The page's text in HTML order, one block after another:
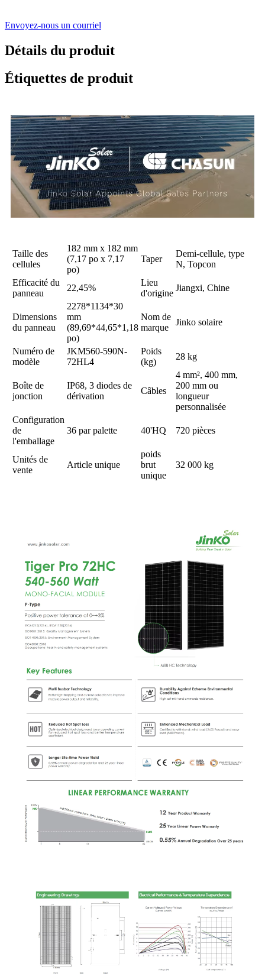
Envoyez-nous un courriel
Détails du produit
Étiquettes de produit
Taille des
cellules
182 mm x 182 mm
(7,17 po x 7,17
po)
Taper
Demi-cellule, type
N, Topcon
Efficacité du
panneau
22,45%
Lieu
d'origine
Jiangxi, Chine
Dimensions
du panneau
2278*1134*30
mm
(89,69*44,65*1,18
po)
Nom de
marque
Jinko solaire
Numéro de
modèle
JKM560-590N-
72HL4
Poids
(kg)
28 kg
Boîte de
jonction
IP68, 3 diodes de
dérivation
Câbles
4 mm², 400 mm,
200 mm ou
longueur
personnalisée
Configuration
de
l'emballage
36 par palette 40'HQ 720 pièces
Unités de
vente
Article unique
poids
brut
unique
32 000 kg